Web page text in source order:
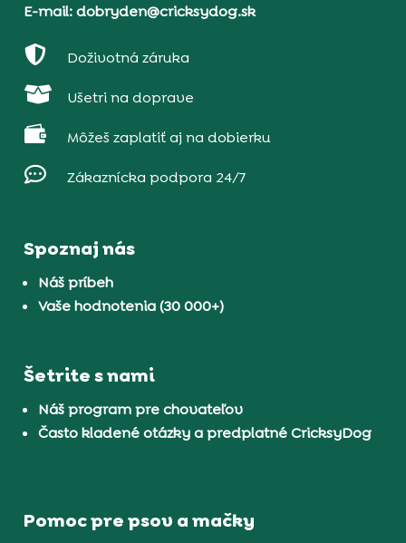
E-mail: dobryden@cricksydog.sk
 Doživotná záruka
 Ušetri na doprave
 Môžeš zaplatiť aj na dobierku
 Zákaznícka podpora 24/7
Spoznaj nás
Náš príbeh
Vaše hodnotenia (30 000+)
Šetrite s nami
Náš program pre chovateľov
Často kladené otázky a predplatné CricksyDog
Pomoc pre psov a mačky